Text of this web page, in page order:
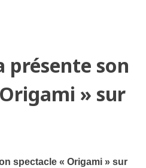
présente son
» sur
spectacle « Origami » sur